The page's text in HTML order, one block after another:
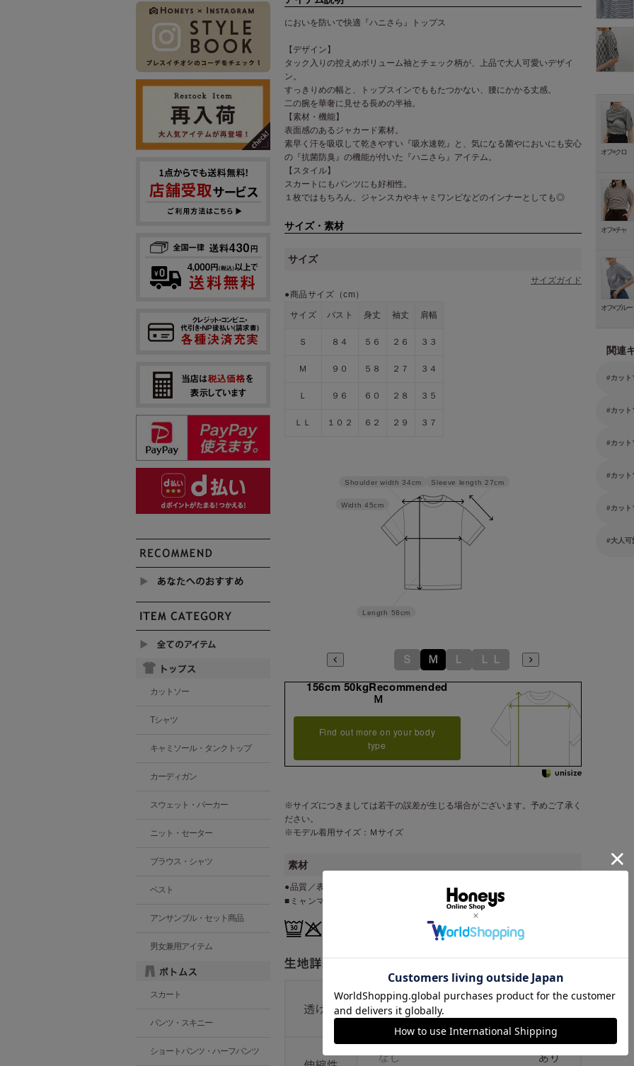
においを防いで快適『ハニさら』トップス
【デザイン】
タック入りの控えめボリューム袖とチェック柄が、上品で大人可愛いデザイ
ン。
すっきりめの幅と、トップスインでももたつかない、腰にかかる丈感。
二の腕を華奢に見せる長めの半袖。
【素材・機能】
表面感のあるジャカード素材。
素早く汗を吸収して乾きやすい『吸水速乾』と、気になる菌やにおいにも安心
の『抗菌防臭』の機能が付いた『ハニさら』アイテム。
【スタイル】
スカートにもパンツにも好相性。
１枚ではもちろん、ジャンスカやキャミワンピなどのインナーとしても◎
サイズ・素材
サイズ
サイズガイド
●商品サイズ（cm）
サイズ バスト 身丈 袖丈 肩幅
Ｓ ８４ ５６ ２６ ３３
Ｍ ９０ ５８ ２７ ３４
Ｌ ９６ ６０ ２８ ３５
ＬＬ １０２ ６２ ２９ ３７
Sleeve length 27cm
Length 58cm
Width 45cm
Shoulder width 34cm
Ｓ Ｍ Ｌ ＬＬ
156cm 50kgRecommended
Ｍ
Find out more on your body
type
※サイズにつきましては若干の誤差が生じる場合がございます。予めご了承く
ださい。
※モデル着用サイズ：Ｍサイズ
素材
●品質／表地 ポリエステル ９７％・ポリウレタン ３％
■ミャンマー製
オフ×クロ
オフ×チャ
オフ×ブルー
関連
カット
カット
カット
カット
カット
大人可
カットソー
Tシャツ
キャミソール・タンクトップ
カーディガン
スウェット・パーカー
ニット・セーター
ブラウス・シャツ
ベスト
アンサンブル・セット商品
男女兼用アイテム
スカート
パンツ・スキニー
ショートパンツ・ハーフパンツ